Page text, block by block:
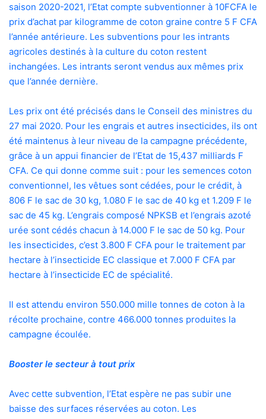
saison 2020-2021, l’Etat compte subventionner à 10FCFA le
prix d’achat par kilogramme de coton graine contre 5 F CFA
l’année antérieure. Les subventions pour les intrants
agricoles destinés à la culture du coton restent
inchangées. Les intrants seront vendus aux mêmes prix
que l’année dernière.
Les prix ont été précisés dans le Conseil des ministres du
27 mai 2020. Pour les engrais et autres insecticides, ils ont
été maintenus à leur niveau de la campagne précédente,
grâce à un appui financier de l’Etat de 15,437 milliards F
CFA. Ce qui donne comme suit : pour les semences coton
conventionnel, les vêtues sont cédées, pour le crédit, à
806 F le sac de 30 kg, 1.080 F le sac de 40 kg et 1.209 F le
sac de 45 kg. L’engrais composé NPKSB et l’engrais azoté
urée sont cédés chacun à 14.000 F le sac de 50 kg. Pour
les insecticides, c’est 3.800 F CFA pour le traitement par
hectare à l’insecticide EC classique et 7.000 F CFA par
hectare à l’insecticide EC de spécialité.
Il est attendu environ 550.000 mille tonnes de coton à la
récolte prochaine, contre 466.000 tonnes produites la
campagne écoulée.
Booster le secteur à tout prix
Avec cette subvention, l’Etat espère ne pas subir une
baisse des surfaces réservées au coton. Les